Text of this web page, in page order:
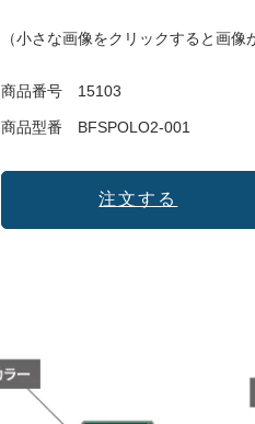
（小さな画像をクリックすると画像
商品番号 15103
商品型番 BFSPOLO2-001
注文する